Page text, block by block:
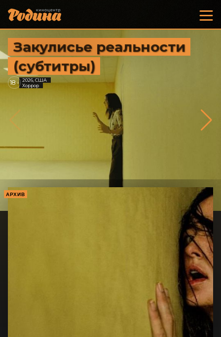
Закулисье реальности
(субтитры)
18+ 2026, США
Хоррор
АРХИВ